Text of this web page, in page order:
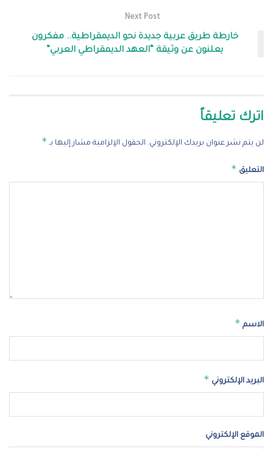
Next Post
خارطة طريق عربية جديدة نحو الديمقراطية.. مفكرون
يعلنون عن وثيقة “العهد الديمقراطي العربي”
اترك تعليقاً
لن يتم نشر عنوان بريدك الإلكتروني. الحقول الإلزامية مشار إليها بـ *
التعليق *
الاسم *
البريد الإلكتروني *
الموقع الإلكتروني